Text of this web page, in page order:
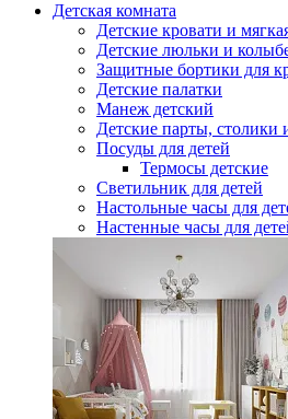
Детская комната
Детские кровати и
Детские люльки и
Защитные бортики для
Детские палатки
Манеж детский
Детские парты, столики
Посуды для детей
Термосы детские
Светильник для детей
Настольные часы для
Настенные часы для